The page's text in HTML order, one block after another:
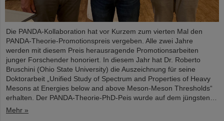
Die PANDA-Kollaboration hat vor Kurzem zum vierten Mal den
PANDA-Theorie-Promotionspreis vergeben. Alle zwei Jahre
werden mit diesem Preis herausragende Promotionsarbeiten
junger Forschender honoriert. In diesem Jahr hat Dr. Roberto
Bruschini (Ohio State University) die Auszeichnung für seine
Doktorarbeit „Unified Study of Spectrum and Properties of Heavy
Mesons at Energies below and above Meson-Meson Thresholds“
erhalten. Der PANDA-Theorie-PhD-Peis wurde auf dem jüngsten…
Mehr »